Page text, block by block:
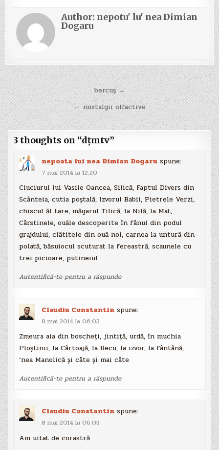
Author: nepotu' lu' nea Dimian
Dogaru
Navigare
în
articole
bercuș →
← nostalgii olfactive
3 thoughts on “dțmtv”
nepoata lui nea Dimian Dogaru spune:
7 mai 2014 la 12:20
Ciuciurul lui Vasile Oancea, Silică, Faptul Divers din
Scânteia, cutia poştală, Izvorul Babii, Pietrele Verzi,
chiscul ăl tare, măgarul Tilică, la Nilă, la Mat,
Cârstinele, ouăle descoperite în fânul din podul
grajdului, clătitele din ouă noi, carnea la untură din
polată, băsuiocul scuturat la fereastră, scaunele cu
trei picioare, putineiul
Autentifică-te pentru a răspunde
Claudiu Constantin spune:
8 mai 2014 la 06:03
Zmeura aia din boscheți, jintiță, urdă, în muchia
Ploștinii, la Cârtoajă, la Becu, la izvor, la fântână,
‘nea Manolică și câte și mai câte
Autentifică-te pentru a răspunde
Claudiu Constantin spune:
8 mai 2014 la 06:03
Am uitat de corastră